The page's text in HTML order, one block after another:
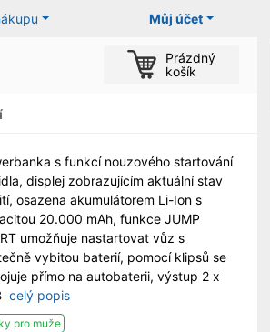
Můj účet
Prázdný
košík
s funkcí nouzového startování
displej zobrazujícím aktuální stav
osazena akumulátorem Li-Ion s
20.000 mAh, funkce JUMP
umožňuje nastartovat vůz s
vybitou baterií, pomocí klipsů se
přímo na autobaterii, výstup 2 x
celý popis
pro muže